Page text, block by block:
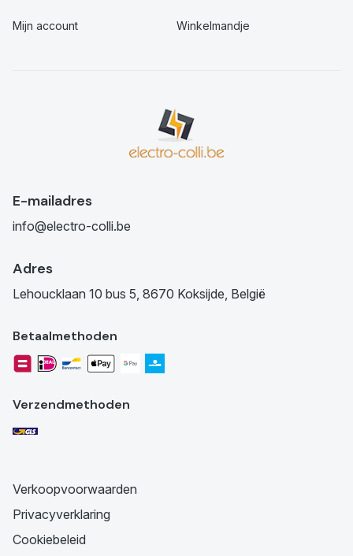
Mijn account Winkelmandje
E-mailadres
info@electro-colli.be
Adres
Lehoucklaan 10 bus 5, 8670 Koksijde, België
Betaalmethoden
Verzendmethoden
Verkoopvoorwaarden
Privacyverklaring
Cookiebeleid